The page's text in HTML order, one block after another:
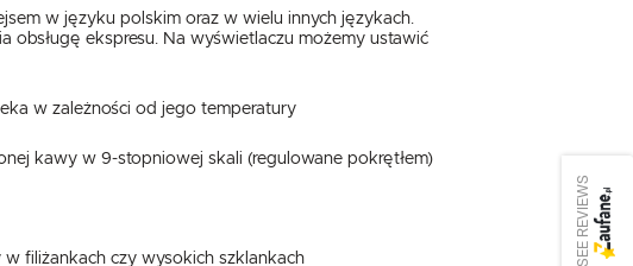
w języku polskim oraz w wielu innych językach.
obsługę ekspresu. Na wyświetlaczu możemy ustawić
w zależności od jego temperatury
kawy w 9-stopniowej skali (regulowane pokrętłem)
filiżankach czy wysokich szklankach SEE REVIEWS